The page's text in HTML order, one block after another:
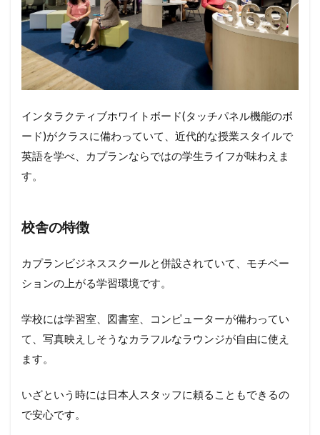
インタラクティブホワイトボード(タッチパネル機能のボ
ード)がクラスに備わっていて、近代的な授業スタイルで
英語を学べ、カプランならではの学生ライフが味わえま
す。
校舎の特徴
カプランビジネススクールと併設されていて、モチベー
ションの上がる学習環境です。
学校には学習室、図書室、コンピューターが備わってい
て、写真映えしそうなカラフルなラウンジが自由に使え
ます。
いざという時には日本人スタッフに頼ることもできるの
で安心です。